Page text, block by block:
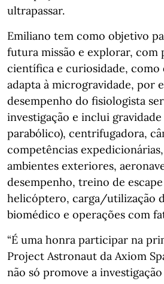
ultrapassar.
Emiliano tem como objetivo
futura missão e explorar, com
científica e curiosidade, como
adapta à microgravidade, por
desempenho do fisiologista
investigação e inclui
parabólico), centrifugadora,
competências
ambientes exteriores,
desempenho, treino de
helicóptero, carga/utilização
biomédico e operações com
“É uma honra participar na
Project Astronaut da Axiom
não só promove a